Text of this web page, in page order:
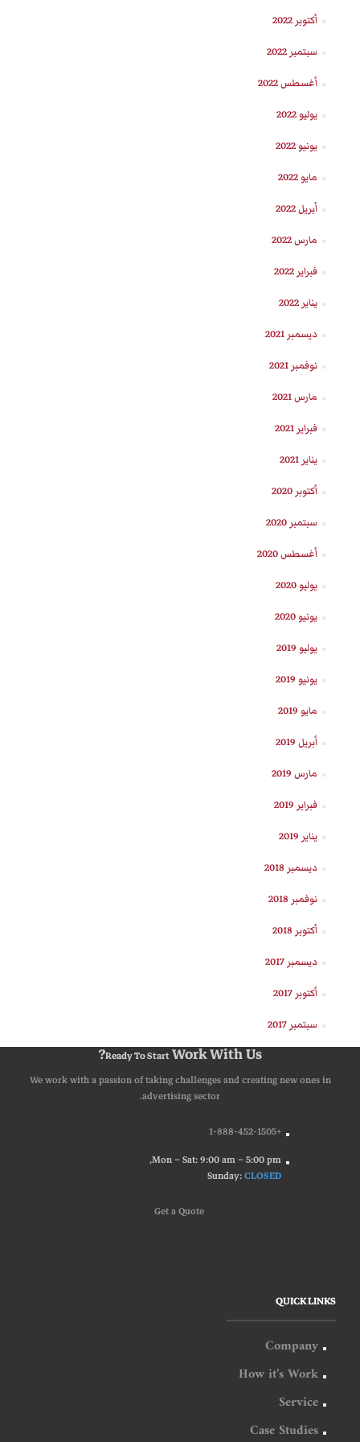
أكتوبر 2022
سبتمبر 2022
أغسطس 2022
يوليو 2022
يونيو 2022
مايو 2022
أبريل 2022
مارس 2022
فبراير 2022
يناير 2022
ديسمبر 2021
نوفمبر 2021
مارس 2021
فبراير 2021
يناير 2021
أكتوبر 2020
سبتمبر 2020
أغسطس 2020
يوليو 2020
يونيو 2020
يوليو 2019
يونيو 2019
مايو 2019
أبريل 2019
مارس 2019
فبراير 2019
يناير 2019
ديسمبر 2018
نوفمبر 2018
أكتوبر 2018
ديسمبر 2017
أكتوبر 2017
سبتمبر 2017
Ready To StartWork With Us?
We work with a passion of taking challenges and creating new ones in
advertising sector.
+1-888-452-1505
Mon – Sat: 9:00 am – 5:00 pm,
Sunday:CLOSED
GetaQuote
QUICK LINKS
Company
How it’s Work
Service
Case Studies